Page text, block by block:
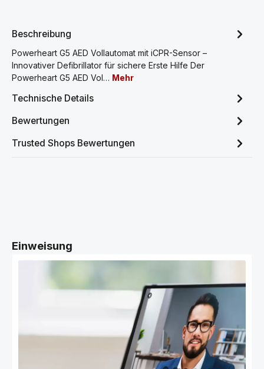
Beschreibung
Powerheart G5 AED Vollautomat mit iCPR-Sensor –
Innovativer Defibrillator für sichere Erste Hilfe Der
Powerheart G5 AED Vol… Mehr
Technische Details
Bewertungen
Trusted Shops Bewertungen
Einweisung